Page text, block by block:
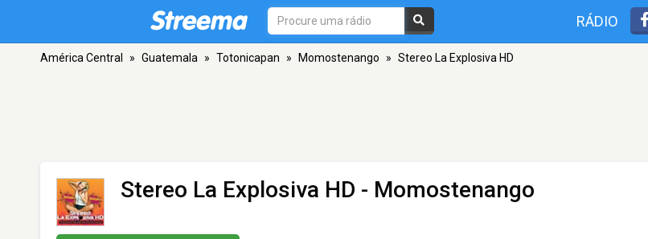
RÁDIO
América Central » Guatemala » Totonicapan » ​​Momostenango » Stereo La Explosiva HD
Stereo La Explosiva HD - ​​Momostenango